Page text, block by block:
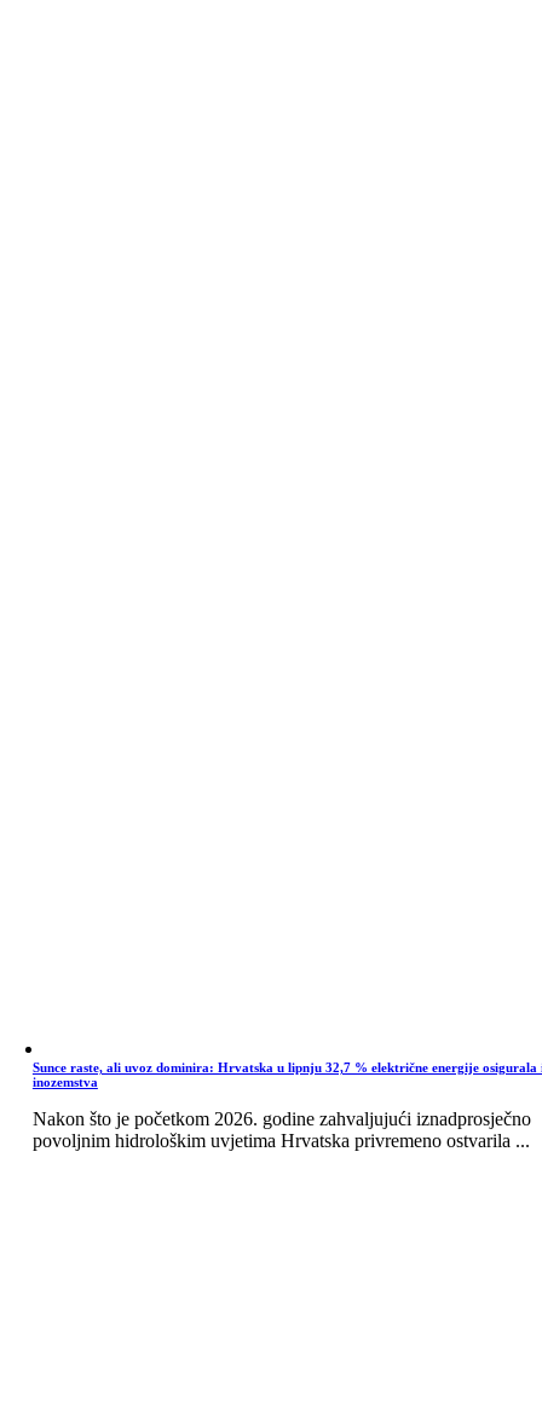
Sunce raste, ali uvoz dominira: Hrvatska u lipnju 32,7 % električne energije osigurala
inozemstva
Nakon što je početkom 2026. godine zahvaljujući iznadprosječno
povoljnim hidrološkim uvjetima Hrvatska privremeno ostvarila ...